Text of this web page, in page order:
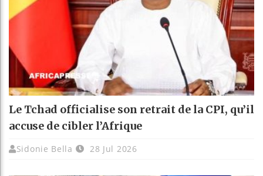
Le Tchad officialise son retrait de la CPI, qu’il
accuse de cibler l’Afrique
Sidonie Bella 28 Jul 2026